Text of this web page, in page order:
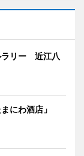
ラリー 近江八
まにわ酒店」